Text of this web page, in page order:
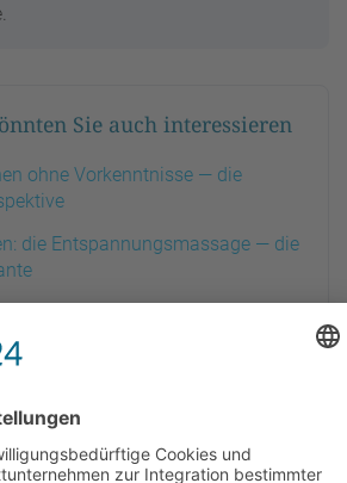
Sie auch interessieren
ohne Vorkenntnisse — die
die Entspannungsmassage — die
Beschwerden
für mentale Themen — Stress &